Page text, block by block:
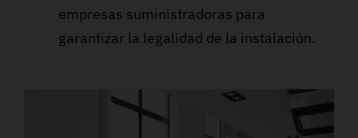
empresas suministradoras para
garantizar la legalidad de la instalación.